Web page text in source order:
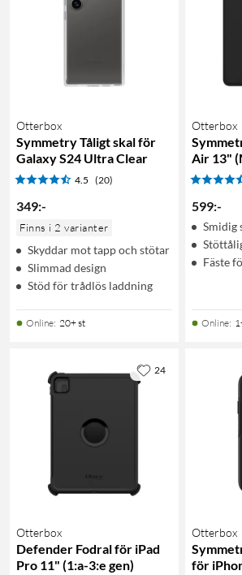
Otterbox
Symmetry Tåligt skal för
Galaxy S24 Ultra Clear
4.5 (20)
349:-
Finns i 2 varianter
Skyddar mot tapp och stötar
Slimmad design
Stöd för trådlös laddning
Online: 20+ st
Otterbox
Air 13"
599:-
Smidig
Fäste
Online:
Otterbox
Defender Fodral för iPad
Pro 11" (1:a-3:e gen)
24
Otterbox
för